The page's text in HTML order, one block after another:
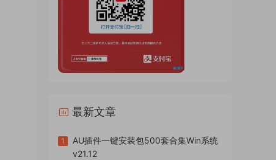
最新文章
1
AU插件一键安装包500套合集Win系统
v21.12